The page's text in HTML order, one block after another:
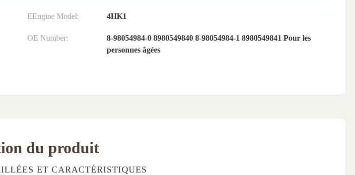
EEngine Model: 4HK1
OE Number:
8-98054984-0 8980549840 8-98054984-1 8980549841 Pour les
personnes âgées
du produit
ET CARACTÉRISTIQUES